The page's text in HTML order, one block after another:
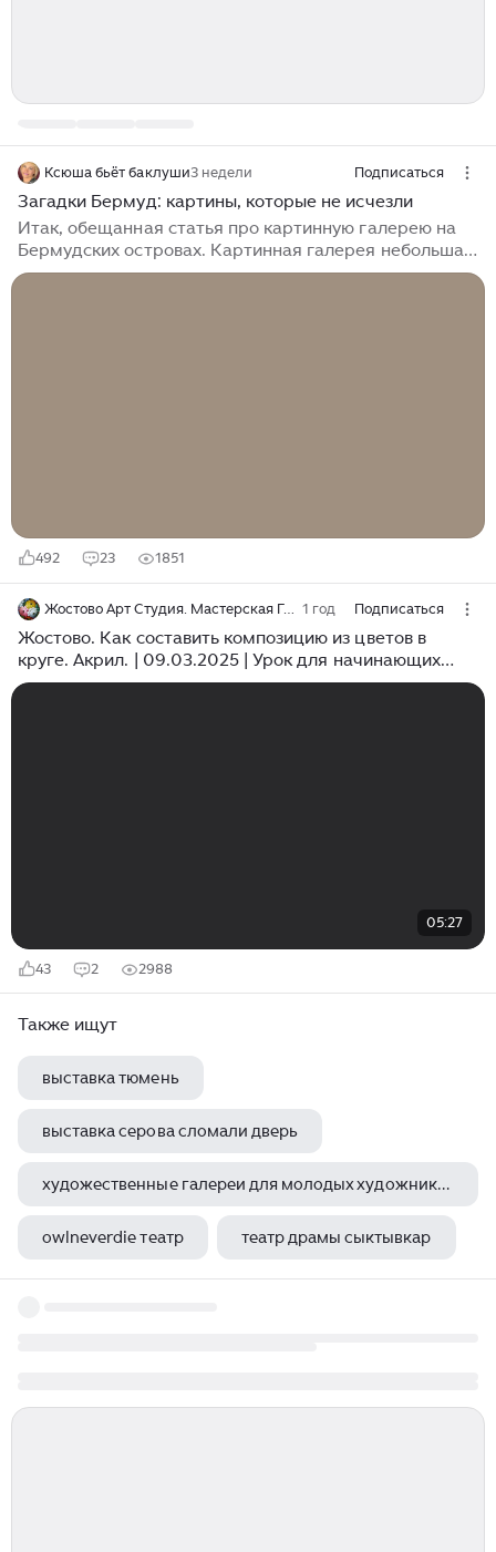
Ксюша бьёт баклуши3 недели Подписаться
Загадки Бермуд: картины, которые не исчезли
Итак, обещанная статья про картинную галерею на
Бермудских островах. Картинная галерея небольшая,
но классная. Правда, продавец билетов разозлила
492 23 1851
Жостово Арт Студия. Мастерская Гончаровых 1 год Подписаться
Жостово. Как составить композицию из цветов в
круге. Акрил. | 09.03.2025 | Урок для начинающих
ДЕМО
05:27
43 2 2988
Также ищут
выставка тюмень
выставка серова сломали дверь
художественные галереи для молодых художников
owlneverdie театр театр драмы сыктывкар